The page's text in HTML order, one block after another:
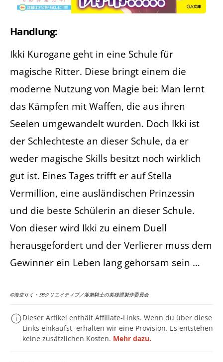
Handlung:
Ikki Kurogane geht in eine Schule für
magische Ritter. Diese bringt einem die
moderne Nutzung von Magie bei: Man lernt
das Kämpfen mit Waffen, die aus ihren
Seelen umgewandelt wurden. Doch Ikki ist
der Schlechteste an dieser Schule, da er
weder magische Skills besitzt noch wirklich
gut ist. Eines Tages trifft er auf Stella
Vermillion, eine ausländischen Prinzessin
und die beste Schülerin an dieser Schule.
Von dieser wird Ikki zu einem Duell
herausgefordert und der Verlierer muss dem
Gewinner ein Leben lang gehorsam sein …
©海空りく・SBクリエイティブ／落第騎士の英雄譚製作委員会
Dieser Artikel enthält Affiliate-Links. Wenn du über diese
Links einkaufst, erhalten wir eine Provision. Es entstehen
keine zusätzlichen Kosten. Mehr dazu.